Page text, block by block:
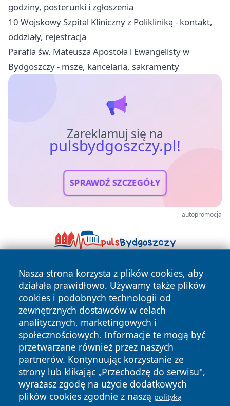
godziny, posterunki i zgłoszenia
10 Wojskowy Szpital Kliniczny z Polikliniką - kontakt,
oddziały, rejestracja
Parafia św. Mateusza Apostoła i Ewangelisty w
Bydgoszczy - msze, kancelaria, sakramenty
Zareklamuj się na
pulsbydgoszczy.pl!
SPRAWDŹ SZCZEGÓŁY
autopromocja
Nasza strona korzysta z plików cookies, aby
działała prawidłowo. Używamy także plików
cookies i podobnych technologii od
zewnętrznych dostawców w celach
analitycznych, marketingowych i
społecznościowych. Informacje te mogą być
przetwarzane również przez naszych
partnerów. Kontynuując korzystanie ze
strony lub klikając „Przechodzę do serwisu",
wyrażasz zgodę na użycie dodatkowych
plików cookies zgodnie z naszą polityką
Copyright © 2026 pulsbydgoszczy.pl Wszystkie prawa
zastrzeżone.
News Autorzy
Polityka
Prywatności
Polityka
Cookies